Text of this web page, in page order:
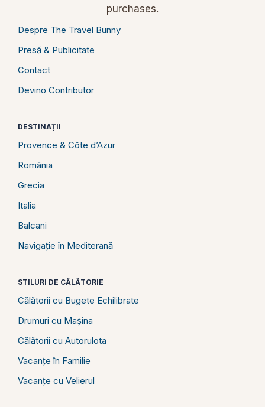
purchases.
Despre The Travel Bunny
Presă & Publicitate
Contact
Devino Contributor
DESTINAȚII
Provence & Côte d’Azur
România
Grecia
Italia
Balcani
Navigație în Mediterană
STILURI DE CĂLĂTORIE
Călătorii cu Bugete Echilibrate
Drumuri cu Mașina
Călătorii cu Autorulota
Vacanțe în Familie
Vacanțe cu Velierul